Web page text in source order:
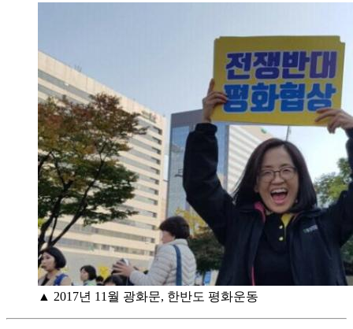
▲ 2017년 11월 광화문, 한반도 평화운동